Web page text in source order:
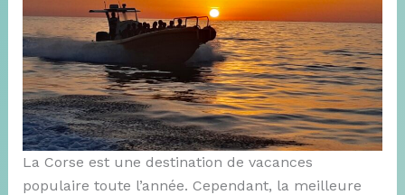
La Corse est une destination de vacances
populaire toute l’année. Cependant, la meilleure